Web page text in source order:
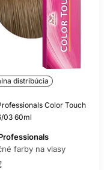
Použite výhradne
výrobcom.
frekvencia
sa postupne
zaručiť univerzálne.
distribúcia
Color Touch
03 60ml
farby na vlasy